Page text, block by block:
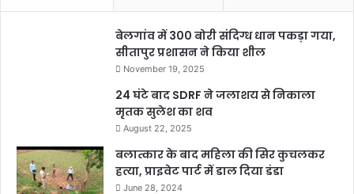
बेलगांव में 300 बोरी संदिग्ध धान पकड़ा गया,
सीतापुर प्रशासन ने किया शील
November 19, 2025
24 घंटे बाद SDRF ने जलाशय से निकाला
मृतक सुलेश का शव
August 22, 2025
बलात्कार के बाद महिला की सिर कुचलकर
हत्या, प्राइवेट पार्ट में डाल दिया डंडा
June 28, 2024